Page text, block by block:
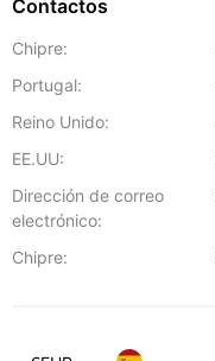
Contactos
Chipre:
Portugal:
Reino Unido:
EE.UU:
Dirección de correo
electrónico:
Chipre: